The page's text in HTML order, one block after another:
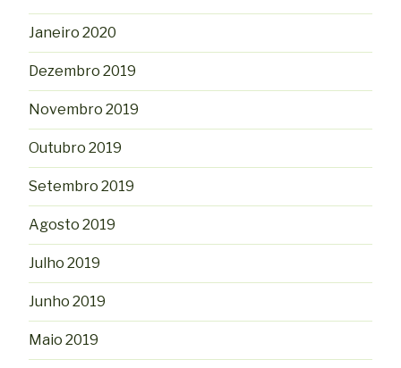
Janeiro 2020
Dezembro 2019
Novembro 2019
Outubro 2019
Setembro 2019
Agosto 2019
Julho 2019
Junho 2019
Maio 2019